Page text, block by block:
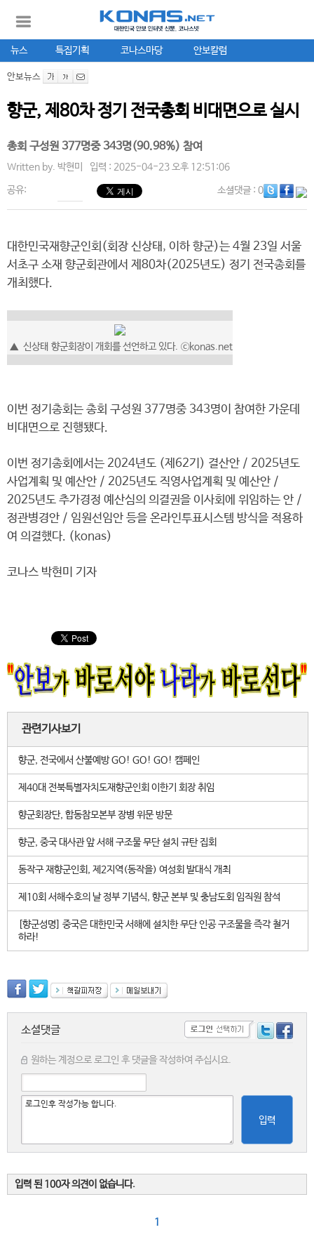
뉴스 특집기획 코나스마당 안보칼럼
안보뉴스
향군, 제80차 정기 전국총회 비대면으로 실시
총회 구성원 377명중 343명(90.98%) 참여
Written by. 박현미 입력 : 2025-04-23 오후 12:51:06
공유: 소셜댓글: 0
대한민국재향군인회(회장 신상태, 이하 향군)는 4월 23일 서울
서초구 소재 향군회관에서 제80차(2025년도) 정기 전국총회를
개최했다.
▲ 신상태 향군회장이 개회를 선언하고 있다. ⓒkonas.net
이번 정기총회는 총회 구성원 377명중 343명이 참여한 가운데
비대면으로 진행됐다.
이번 정기총회에서는 2024년도 (제62기) 결산안 / 2025년도
사업계획 및 예산안 / 2025년도 직영사업계획 및 예산안 /
2025년도 추가경정 예산심의 의결권을 이사회에 위임하는 안 /
정관병경안 / 임원선임안 등을 온라인투표시스템 방식을 적용하
여 의결했다. (konas)
코나스 박현미 기자
관련기사보기
향군, 전국에서 산불예방 GO! GO! GO! 캠페인
제40대 전북특별자치도재향군인회 이한기 회장 취임
향군회장단, 합동참모본부 장병 위문 방문
향군, 중국 대사관 앞 서해 구조물 무단 설치 규탄 집회
동작구 재향군인회, 제2지역(동작을) 여성회 발대식 개최
제10회 서해수호의 날 정부 기념식, 향군 본부 및 충남도회 임직원 참석
[향군성명] 중국은 대한민국 서해에 설치한 무단 인공 구조물을 즉각 철거
하라!
소셜댓글
원하는 계정으로 로그인 후 댓글을 작성하여 주십시요.
입력
입력 된 100자 의견이 없습니다.
1